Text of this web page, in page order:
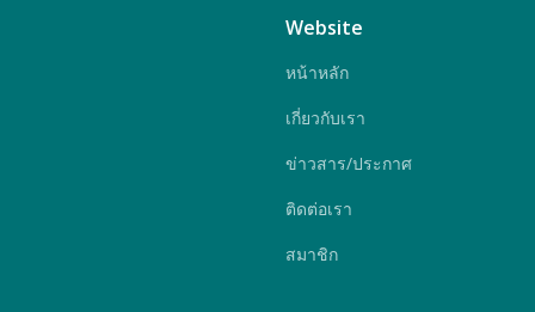
Website
หน้าหลัก
เกี่ยวกับเรา
ข่าวสาร/ประกาศ
ติดต่อเรา
สมาชิก